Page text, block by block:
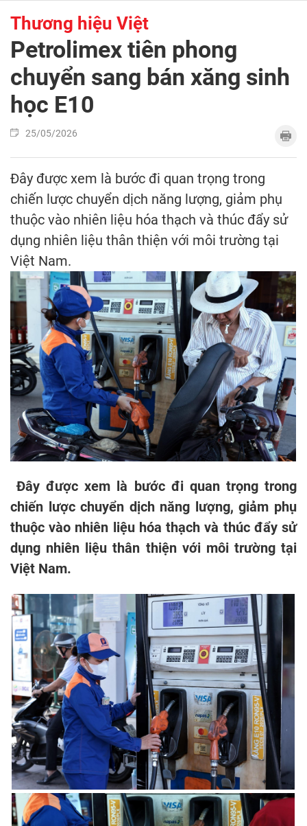
Thương hiệu Việt
Petrolimex tiên phong
chuyển sang bán xăng sinh
học E10
25/05/2026
Đây được xem là bước đi quan trọng trong
chiến lược chuyển dịch năng lượng, giảm phụ
thuộc vào nhiên liệu hóa thạch và thúc đẩy sử
dụng nhiên liệu thân thiện với môi trường tại
Việt Nam.
Đây được xem là bước đi quan trọng trong
chiến lược chuyển dịch năng lượng, giảm phụ
thuộc vào nhiên liệu hóa thạch và thúc đẩy sử
dụng nhiên liệu thân thiện với môi trường tại
Việt Nam.